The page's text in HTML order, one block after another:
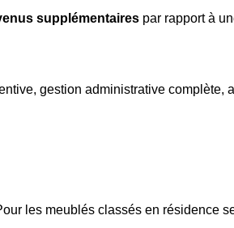
supplémentaires par rapport à
gestion administrative complète,
les meublés classés en résidence